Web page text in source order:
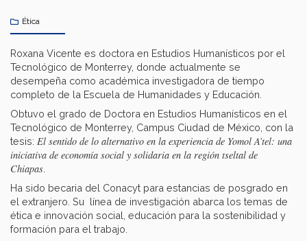
Ética
Roxana Vicente es doctora en Estudios Humanísticos por el
Tecnológico de Monterrey, donde actualmente se
desempeña como académica investigadora de tiempo
completo de la Escuela de Humanidades y Educación.
Obtuvo el grado de Doctora en Estudios Humanísticos en el
Tecnológico de Monterrey, Campus Ciudad de México, con la
tesis: El sentido de lo alternativo en la experiencia de Yomol A’tel: una
iniciativa de economía social y solidaria en la región tseltal de
Chiapas.
Ha sido becaria del Conacyt para estancias de posgrado en
el extranjero. Su línea de investigación abarca los temas de
ética e innovación social, educación para la sostenibilidad y
formación para el trabajo.